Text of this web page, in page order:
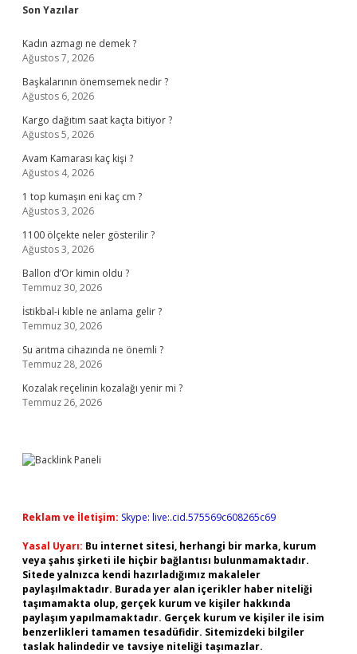
Sidebar
Son Yazılar
Kadın azmagı ne demek ?
Ağustos 7, 2026
Başkalarının önemsemek nedir ?
Ağustos 6, 2026
Kargo dağıtım saat kaçta bitiyor ?
Ağustos 5, 2026
Avam Kamarası kaç kişi ?
Ağustos 4, 2026
1 top kumaşın eni kaç cm ?
Ağustos 3, 2026
1100 ölçekte neler gösterilir ?
Ağustos 3, 2026
Ballon d’Or kimin oldu ?
Temmuz 30, 2026
İstikbal-i kıble ne anlama gelir ?
Temmuz 30, 2026
Su arıtma cihazında ne önemli ?
Temmuz 28, 2026
Kozalak reçelinin kozalağı yenir mi ?
Temmuz 26, 2026
Reklam ve İletişim: Skype: live:.cid.575569c608265c69
Yasal Uyarı: Bu internet sitesi, herhangi bir marka, kurum
veya şahıs şirketi ile hiçbir bağlantısı bulunmamaktadır.
Sitede yalnızca kendi hazırladığımız makaleler
paylaşılmaktadır. Burada yer alan içerikler haber niteliği
taşımamakta olup, gerçek kurum ve kişiler hakkında
paylaşım yapılmamaktadır. Gerçek kurum ve kişiler ile isim
benzerlikleri tamamen tesadüfidir. Sitemizdeki bilgiler
taslak halindedir ve tavsiye niteliği taşımazlar.